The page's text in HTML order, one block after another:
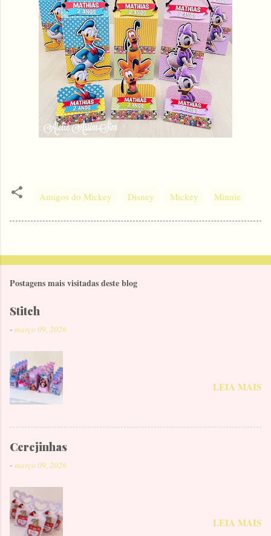
Amigos do Mickey Disney Mickey Minnie
Postagens mais visitadas deste blog
Stitch
- março 09, 2026
LEIA MAIS
Cerejinhas
- março 09, 2026
LEIA MAIS